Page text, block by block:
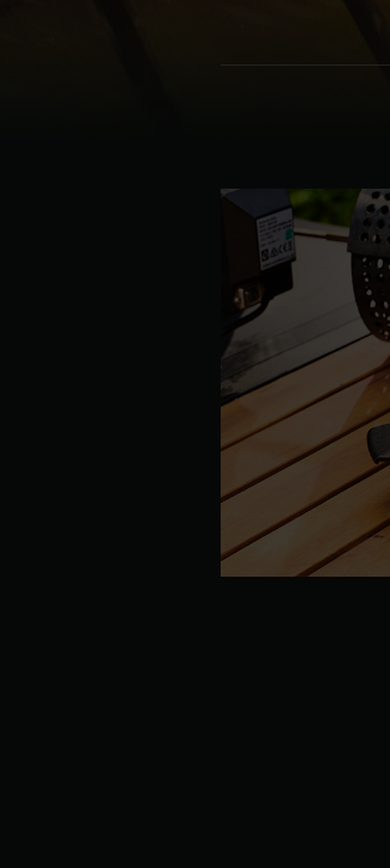
France |
Germany |
Greece |
Hungary |